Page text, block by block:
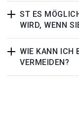
ST ES
WIRD, WENN
WIE KANN ICH
VERMEIDEN?